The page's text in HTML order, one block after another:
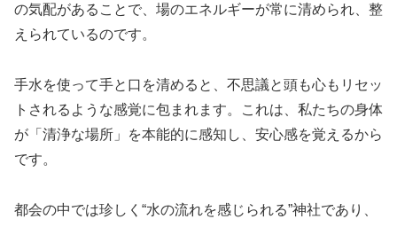
の気配があることで、場のエネルギーが常に清められ、整
えられているのです。
手水を使って手と口を清めると、不思議と頭も心もリセッ
トされるような感覚に包まれます。これは、私たちの身体
が「清浄な場所」を本能的に感知し、安心感を覚えるから
です。
都会の中では珍しく“水の流れを感じられる”神社であり、